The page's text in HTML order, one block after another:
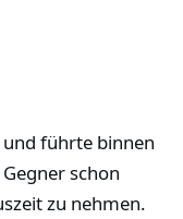
führte binnen
schon
zu nehmen.